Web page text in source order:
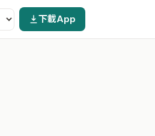
下載App